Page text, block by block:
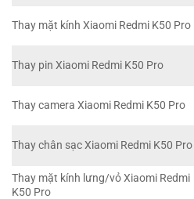
Thay mặt kính Xiaomi Redmi K50 Pro
Thay pin Xiaomi Redmi K50 Pro
Thay camera Xiaomi Redmi K50 Pro
Thay chân sạc Xiaomi Redmi K50 Pro
Thay mặt kính lưng/vỏ Xiaomi Redmi
K50 Pro